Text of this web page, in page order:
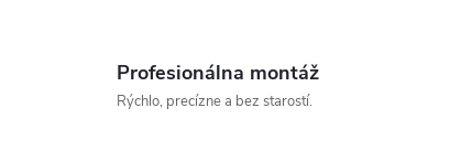
Profesionálna montáž
Rýchlo, precízne a bez starostí.